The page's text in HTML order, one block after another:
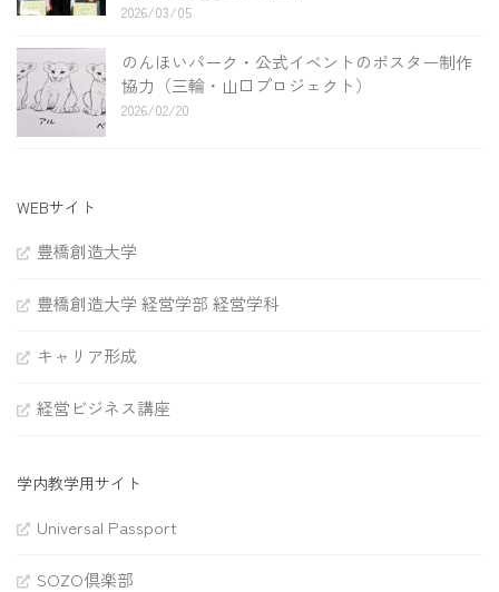
2026/03/05
のんほいパーク・公式イベントのポスター制作
協力（三輪・山口プロジェクト）
2026/02/20
WEBサイト
豊橋創造大学
豊橋創造大学 経営学部 経営学科
キャリア形成
経営ビジネス講座
学内教学用サイト
Universal Passport
SOZO倶楽部